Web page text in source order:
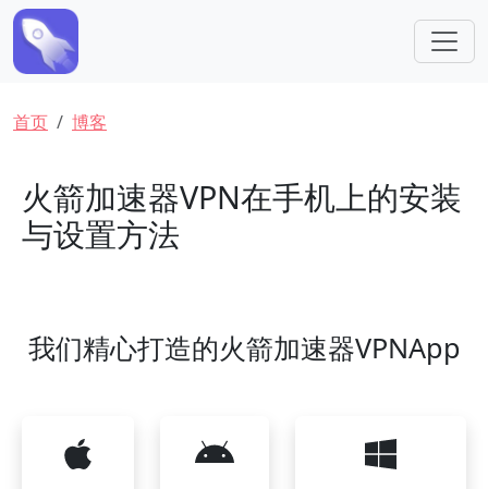
跳转到主要内容
面包屑
首页 博客
火箭加速器VPN在手机上的安装
与设置方法
我们精心打造的火箭加速器VPNApp